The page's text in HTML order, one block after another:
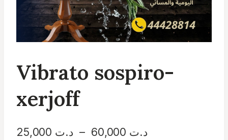
Vibrato sospiro-
xerjoff
د.ت – د.تPlage